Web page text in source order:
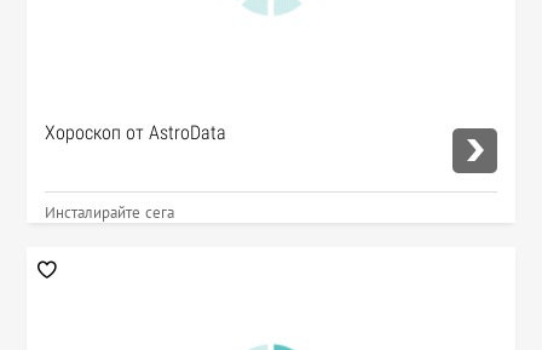
Хороскоп от AstroData
Инсталирайте сега